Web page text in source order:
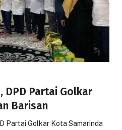
DPD Partai Golkar
Barisan
Partai Golkar Kota Samarinda